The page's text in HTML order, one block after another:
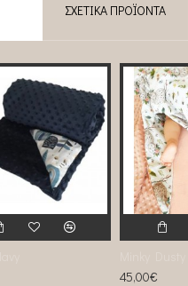
ΣΧΕΤΙΚΆ ΠΡΟΪΌΝΤΑ
45,00€